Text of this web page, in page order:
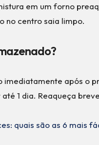
em um forno
no centro saia limpo.
imediatamente após o
1 dia. Reaqueça
quais são as 6 mais